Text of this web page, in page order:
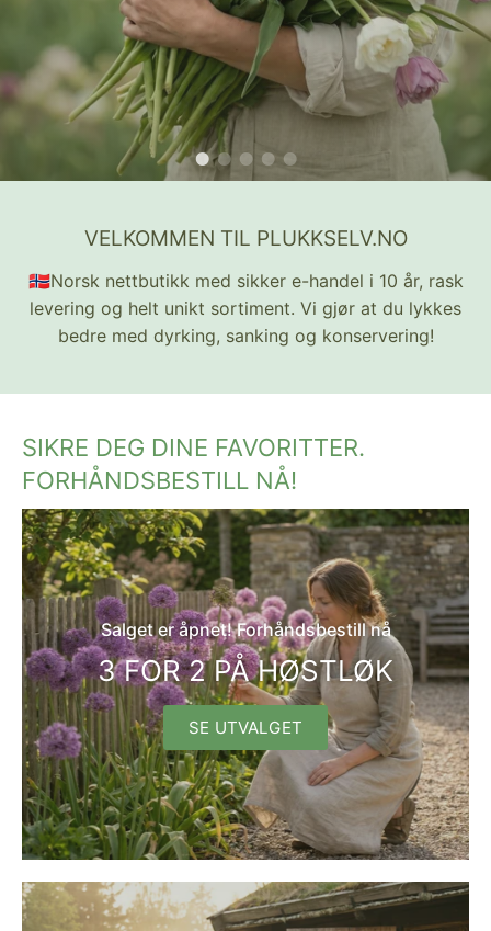
VELKOMMEN TIL PLUKKSELV.NO
🇳🇴Norsk nettbutikk med sikker e-handel i 10 år, rask
levering og helt unikt sortiment. Vi gjør at du lykkes
bedre med dyrking, sanking og konservering!
SIKRE DEG DINE FAVORITTER.
FORHÅNDSBESTILL NÅ!
Salget er åpnet! Forhåndsbestill nå
3 FOR 2 PÅ HØSTLØK
SE UTVALGET